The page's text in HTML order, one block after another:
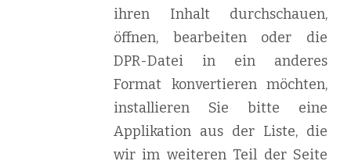
ihren Inhalt durchschauen,
öffnen, bearbeiten oder die
DPR-Datei in ein anderes
Format konvertieren möchten,
installieren Sie bitte eine
Applikation aus der Liste, die
wir im weiteren Teil der Seite